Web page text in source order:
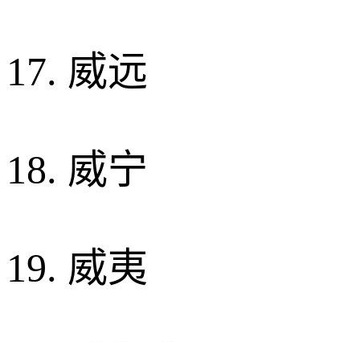
17. 威远
18. 威宁
19. 威夷